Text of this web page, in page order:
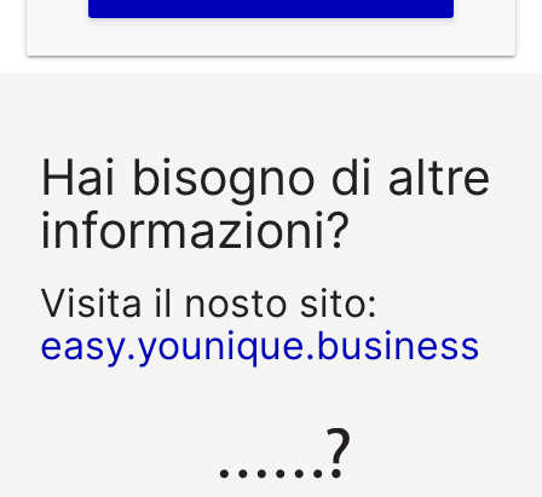
Hai bisogno di altre
informazioni?
Visita il nosto sito:
easy.younique.business